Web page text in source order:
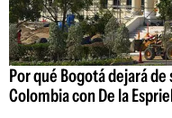
Por qué Bogotá dejará
Colombia con De la